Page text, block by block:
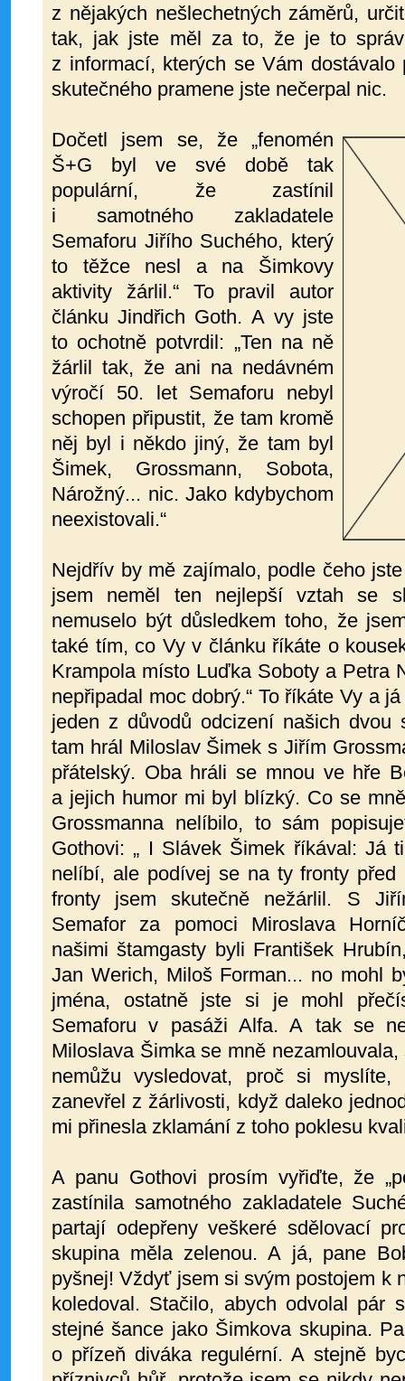
z nějakých nešlechetných záměrů,
tak, jak jste měl za to, že je to
z informací, kterých se Vám
skutečného pramene jste nečerpal nic.
Dočetl jsem se, že „fenomén
Š+G byl ve své době tak
populární, že zastínil
i samotného zakladatele
Semaforu Jiřího Suchého, který
to těžce nesl a na Šimkovy
aktivity žárlil.“ To pravil autor
článku Jindřich Goth. A vy jste
to ochotně potvrdil: „Ten na ně
žárlil tak, že ani na nedávném
výročí 50. let Semaforu nebyl
schopen připustit, že tam kromě
něj byl i někdo jiný, že tam byl
Šimek, Grossmann, Sobota,
Nárožný... nic. Jako kdybychom
neexistovali.“
Nejdřív by mě zajímalo, podle čeho
jsem neměl ten nejlepší vztah se
nemuselo být důsledkem toho, že
také tím, co Vy v článku říkáte o
Krampola místo Luďka Soboty a Petra
nepřipadal moc dobrý.“ To říkáte Vy a
jeden z důvodů odcizení našich dvou
tam hrál Miloslav Šimek s Jiřím
přátelský. Oba hráli se mnou ve hře
a jejich humor mi byl blízký. Co se
Grossmanna nelíbilo, to sám
Gothovi: „ I Slávek Šimek říkával: Já
nelíbí, ale podívej se na ty fronty před
fronty jsem skutečně nežárlil. S
Semafor za pomoci Miroslava
našimi štamgasty byli František
Jan Werich, Miloš Forman... no mohl
jména, ostatně jste si je mohl
Semaforu v pasáži Alfa. A tak se
Miloslava Šimka se mně
nemůžu vysledovat, proč si
zanevřel z žárlivosti, když daleko
mi přinesla zklamání z toho poklesu
A panu Gothovi prosím vyřiďte, že
zastínila samotného zakladatele
partají odepřeny veškeré sdělovací
skupina měla zelenou. A já, pane
pyšnej! Vždyť jsem si svým postojem k
koledoval. Stačilo, abych odvolal pár
stejné šance jako Šimkova skupina.
o přízeň diváka regulérní. A stejně